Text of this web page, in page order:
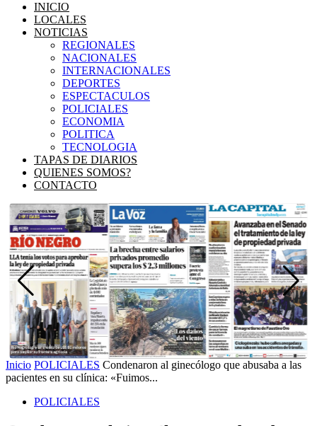
INICIO
LOCALES
NOTICIAS
REGIONALES
NACIONALES
INTERNACIONALES
DEPORTES
ESPECTACULOS
POLICIALES
ECONOMIA
POLITICA
TECNOLOGIA
TAPAS DE DIARIOS
QUIENES SOMOS?
CONTACTO
Inicio POLICIALES Condenaron al ginecólogo que abusaba a las
pacientes en su clínica: «Fuimos...
POLICIALES